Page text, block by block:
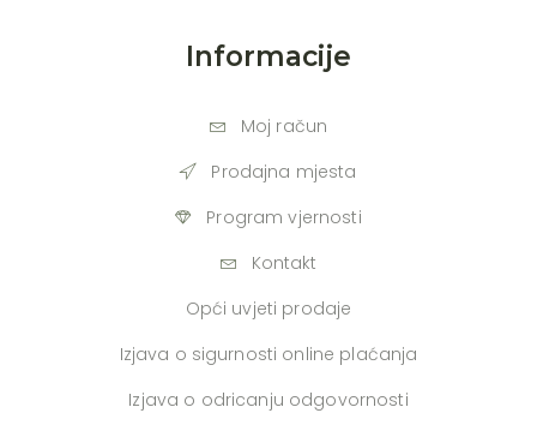
Informacije
Moj račun
Prodajna mjesta
Program vjernosti
Kontakt
Opći uvjeti prodaje
Izjava o sigurnosti online plaćanja
Izjava o odricanju odgovornosti